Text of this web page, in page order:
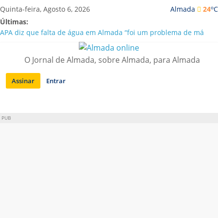
Saltar
para
conteúdo
Almada 24oC
Quinta-feira, Agosto 6, 2026
Últimas:
APA diz que falta de água em Almada “foi um problema de má
Laranjeiro | Cultura pop asiática invade a Casa Amarela
Ponte 25 de Abril celebra 60 anos com programa cultural entre
Lisboa e Almada
Situação de alerta em Almada renovada até final de Agosto
O Jornal de Almada, sobre Almada, para Almada
Assinar Entrar
PUB